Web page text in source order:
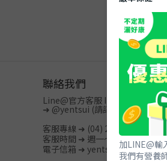
聯絡我們
Line@官方客服 ID
➜ @yentsui (請記得加@)
客服專線 ➜ (04) 2512-3996
客服時間 ➜ 週一～週五 / 08:00-
電子信箱 ➜
加LINE@輸
我們有營養